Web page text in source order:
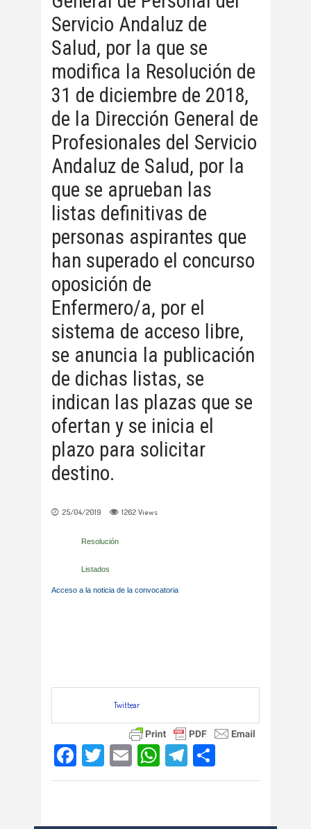
Servicio Andaluz de
Salud, por la que se
modifica la Resolución de
31 de diciembre de 2018,
de la Dirección General de
Profesionales del Servicio
Andaluz de Salud, por la
que se aprueban las
listas definitivas de
personas aspirantes que
han superado el concurso
oposición de
Enfermero/a, por el
sistema de acceso libre,
se anuncia la publicación
de dichas listas, se
indican las plazas que se
ofertan y se inicia el
plazo para solicitar
destino.
25/04/2019 1262 Views
Resolución
Listados
Acceso a la noticia de la convocatoria
Twittear
Facebook
TwitterEmailWhatsApp
Telegram